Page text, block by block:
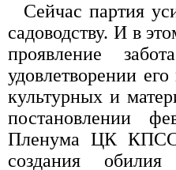
Сейчас партия
садоводству. И в
проявление
удовлетворении
культурных и
постановлении
Пленума ЦК КПСС
создания обилия